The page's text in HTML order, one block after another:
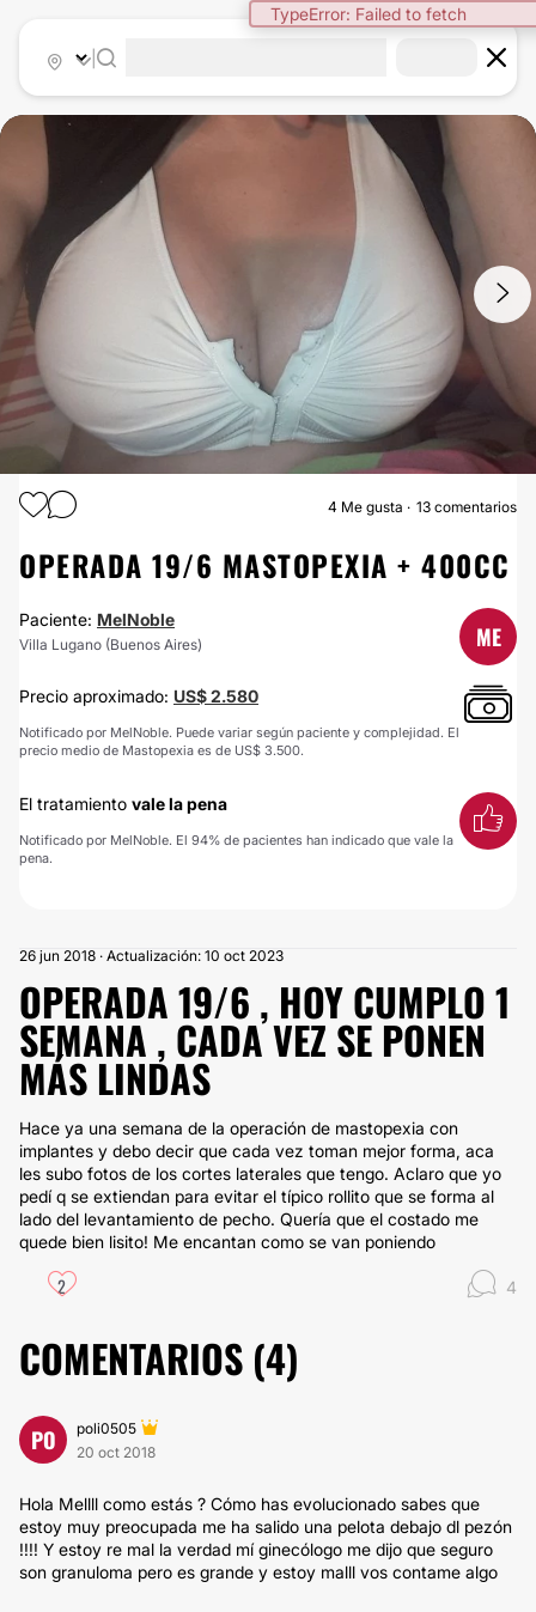
TypeError: Failed to fetch
MASTOPEXIA
4 Me gusta 13 comentarios
OPERADA 19/6 MASTOPEXIA + 400CC
Paciente: MelNoble
Villa Lugano (Buenos Aires) ME
Precio aproximado: US$ 2.580
Notificado por MelNoble. Puede variar según paciente y complejidad. El
precio medio de Mastopexia es de US$ 3.500.
El tratamiento vale la pena
Notificado por MelNoble. El 94% de pacientes han indicado que vale la
pena.
26 jun 2018 · Actualización: 10 oct 2023
OPERADA 19/6 , HOY CUMPLO 1
SEMANA , CADA VEZ SE PONEN
MÁS LINDAS
Hace ya una semana de la operación de mastopexia con
implantes y debo decir que cada vez toman mejor forma, aca
les subo fotos de los cortes laterales que tengo. Aclaro que yo
pedí q se extiendan para evitar el típico rollito que se forma al
lado del levantamiento de pecho. Quería que el costado me
quede bien lisito! Me encantan como se van poniendo
2 4
COMENTARIOS (4)
PO
poli0505
20 oct 2018
Hola Mellll como estás ? Cómo has evolucionado sabes que
estoy muy preocupada me ha salido una pelota debajo dl pezón
!!!! Y estoy re mal la verdad mí ginecólogo me dijo que seguro
son granuloma pero es grande y estoy malll vos contame algo